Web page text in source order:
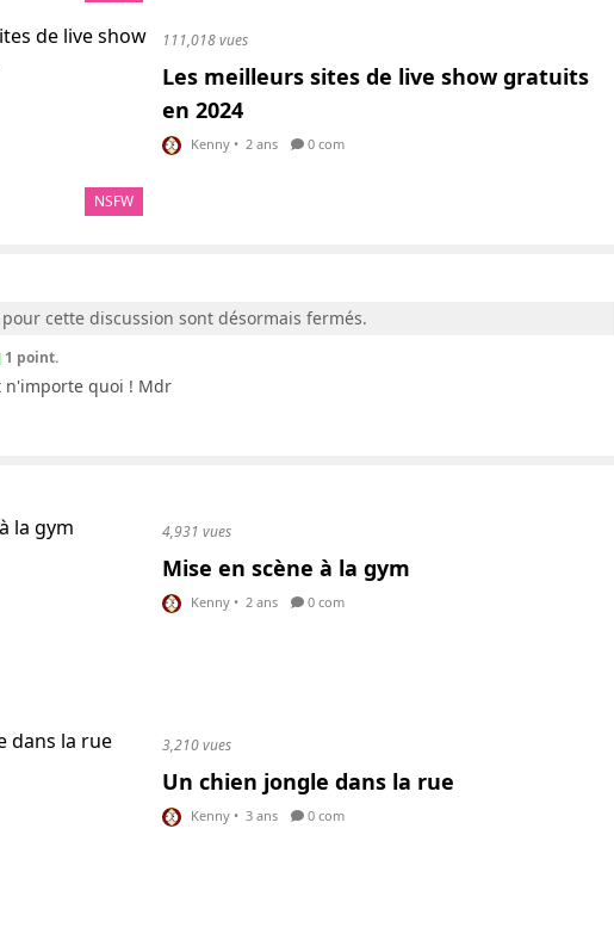
NSFW
111,018 vues
Les meilleurs sites de live show gratuits
en 2024
Kenny • 2 ans 0 com
cette discussion sont désormais fermés.
1 point.
n'importe quoi ! Mdr
4,931 vues
Mise en scène à la gym
Kenny • 2 ans 0 com
3,210 vues
Un chien jongle dans la rue
Kenny • 3 ans 0 com